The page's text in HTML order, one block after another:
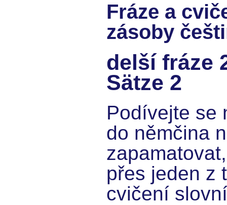
Fráze a
zásoby
delší fráze
Sätze 2
Podívejte se
do němčina
přes jeden z
cvičení